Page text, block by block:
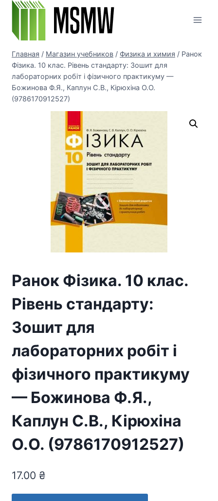
Перейти
содержимому
Главная / Магазин учебников / Физика и химия / Ранок
Фізика. 10 клас. Рівень стандарту: Зошит для
лабораторних робіт і фізичного практикуму —
Божинова Ф.Я., Каплун С.В., Кірюхіна О.О.
(9786170912527)
Ранок Фізика. 10 клас.
Рівень стандарту:
Зошит для
лабораторних робіт і
фізичного практикуму
— Божинова Ф.Я.,
Каплун С.В., Кірюхіна
О.О. (9786170912527)
17.00 ₴